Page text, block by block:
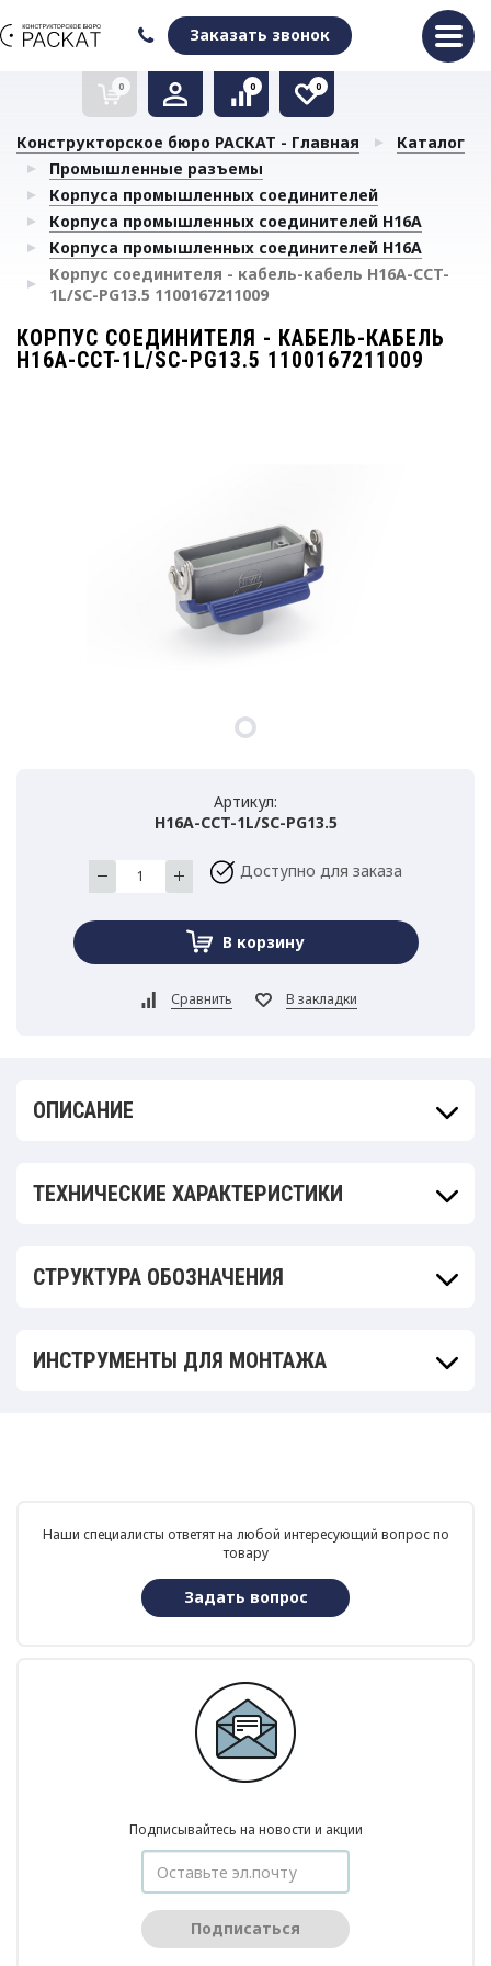
Заказать звонок
0
Очистить список сравнения
0
Очистить избранное
0
Конструкторское бюро РАСКАТ - Главная
Каталог
Промышленные разъемы
Корпуса промышленных соединителей
Корпуса промышленных соединителей H16A
Корпуса промышленных соединителей H16A
Корпус соединителя - кабель-кабель H16A-CCT-
1L/SC-PG13.5 1100167211009
КОРПУС СОЕДИНИТЕЛЯ - КАБЕЛЬ-КАБЕЛЬ
H16A-CCT-1L/SC-PG13.5 1100167211009
Артикул:
H16A-CCT-1L/SC-PG13.5
Доступно для заказа
ОПИСАНИЕ
ТЕХНИЧЕСКИЕ ХАРАКТЕРИСТИКИ
СТРУКТУРА ОБОЗНАЧЕНИЯ
ИНСТРУМЕНТЫ ДЛЯ МОНТАЖА
Наши специалисты ответят на любой интересующий вопрос по
товару
Задать вопрос
Подписывайтесь на новости и акции
Подписаться